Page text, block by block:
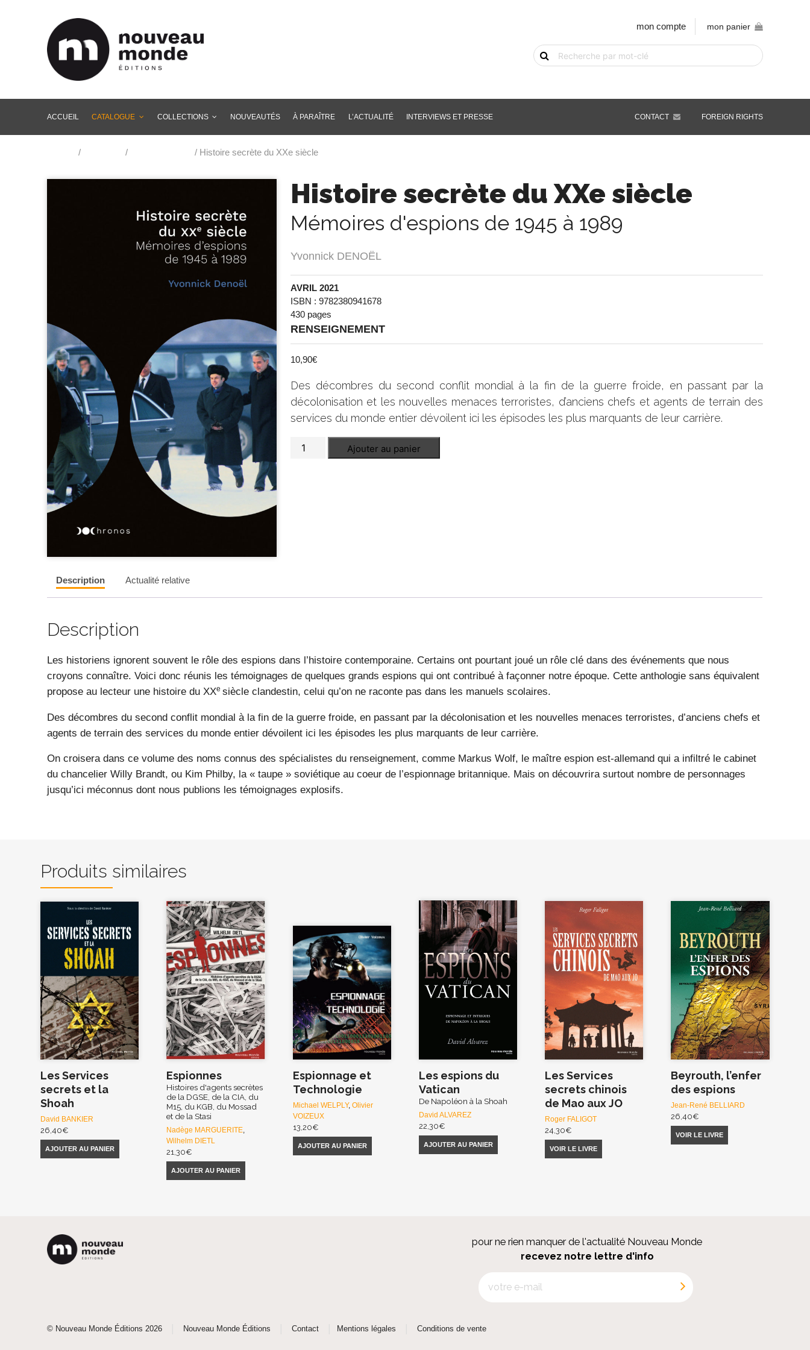
mon compte mon panier
Recherche
de
ACCUEIL
CATALOGUE COLLECTIONS NOUVEAUTÉS À PARAÎTRE L’ACTUALITÉ INTERVIEWS ET PRESSE FOREIGN RIGHTS
CONTACT
/ / / Histoire secrète du XXe siècle
Histoire secrète du XXe siècle
Mémoires d'espions de 1945 à 1989
Yvonnick DENOËL
AVRIL 2021
ISBN : 9782380941678
430 pages
RENSEIGNEMENT
10,90€
Des décombres du second conflit mondial à la fin de la guerre froide, en passant par la
décolonisation et les nouvelles menaces terroristes, d’anciens chefs et agents de terrain des
services du monde entier dévoilent ici les épisodes les plus marquants de leur carrière.
Ajouter au panier
Description Actualité relative
Description
Les historiens ignorent souvent le rôle des espions dans l’histoire contemporaine. Certains ont pourtant joué un rôle clé dans des événements que nous
croyons connaître. Voici donc réunis les témoignages de quelques grands espions qui ont contribué à façonner notre époque. Cette anthologie sans équivalent
propose au lecteur une histoire du XXesiècle clandestin, celui qu’on ne raconte pas dans les manuels scolaires.
Des décombres du second conflit mondial à la fin de la guerre froide, en passant par la décolonisation et les nouvelles menaces terroristes, d’anciens chefs et
agents de terrain des services du monde entier dévoilent ici les épisodes les plus marquants de leur carrière.
On croisera dans ce volume des noms connus des spécialistes du renseignement, comme Markus Wolf, le maître espion est-allemand qui a infiltré le cabinet
du chancelier Willy Brandt, ou Kim Philby, la « taupe » soviétique au coeur de l’espionnage britannique. Mais on découvrira surtout nombre de personnages
jusqu’ici méconnus dont nous publions les témoignages explosifs.
Produits similaires
Les Services
secrets et la
Shoah
David BANKIER
26,40€
AJOUTER AU PANIER
Espionnes
Histoires d'agents secrètes
de la DGSE, de la CIA, du
M15, du KGB, du Mossad
et de la Stasi
Nadège MARGUERITE
Wilhelm DIETL
21,30€
AJOUTER AU PANIER
Espionnage et
Technologie
Michael WELPLY, Olivier
VOIZEUX
13,20€
AJOUTER AU PANIER
Les espions du
Vatican
De Napoléon à la Shoah
David ALVAREZ
22,30€
AJOUTER AU PANIER
Les Services
secrets chinois
de Mao aux JO
Roger FALIGOT
24,30€
VOIR LE LIVRE
Beyrouth, l’enfer
des espions
Jean-René BELLIARD
26,40€
VOIR LE LIVRE
pour ne rien manquer de l'actualité Nouveau Monde
recevez notre lettre d'info
© Nouveau Monde Éditions 2026 Nouveau Monde Éditions Contact Mentions légales Conditions de vente